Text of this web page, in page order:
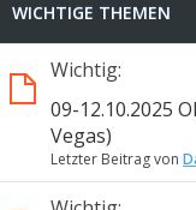
WICHTIGE THEMEN
Wichtig:
09-12.10.2025
Vegas)
Letzter Beitrag von